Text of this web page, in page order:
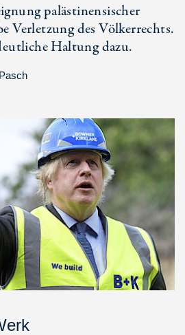
palästinensischer
Verletzung des Völkerrechts.
Haltung dazu.